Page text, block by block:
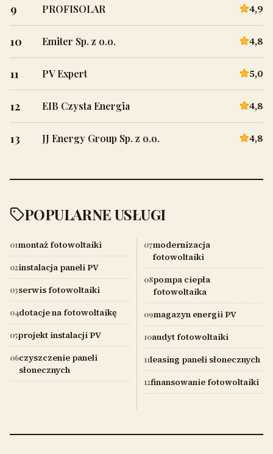
9 PROFISOLAR 4,9
10 Emiter Sp. z o.o. 4,8
11 PV Expert 5,0
12 EIB Czysta Energia 4,8
13 JJ Energy Group Sp. z o.o. 4,8
POPULARNE USŁUGI
01montaż fotowoltaiki
02instalacja paneli PV
03serwis fotowoltaiki
04dotacje na fotowoltaikę
05projekt instalacji PV
06czyszczenie paneli
słonecznych
07modernizacja
fotowoltaiki
08pompa ciepła
fotowoltaika
09magazyn energii PV
10audyt fotowoltaiki
11leasing paneli słonecznych
12finansowanie fotowoltaiki